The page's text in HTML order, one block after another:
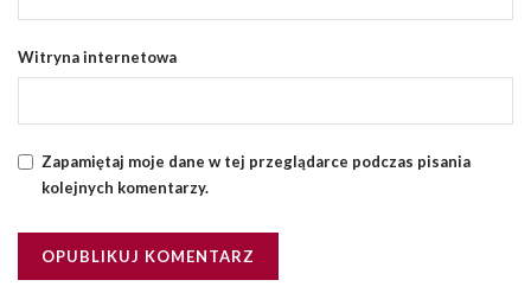
Witryna internetowa
Zapamiętaj moje dane w tej przeglądarce podczas pisania
kolejnych komentarzy.